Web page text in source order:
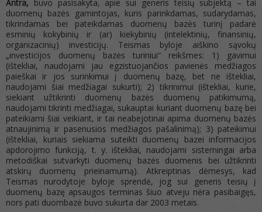
Antra, buvo pasisakyta, apie sui generis teisių subjektą – tai
duomenų bazės gamintojas, kuris parinkdamas, sudarydamas,
tikrindamas bei pateikdamas duomenų bazės turinį padarė
esminių kokybinių ir (ar) kiekybinių (intelektinių, finansinių,
organizacinių) investicijų. Teismas byloje aiškino sąvokų
„investicijos duomenų bazės turiniui“ reikšmes: 1) gavimui
(ištekliai, naudojami jau egzistuojančios pavienės medžiagos
paieškai ir jos surinkimui į duomenų bazę, bet ne ištekliai,
naudojami šiai medžiagai sukurti); 2) tikrinimui (ištekliai, kurie,
siekiant užtikrinti duomenų bazės duomenų patikimumą,
naudojami tikrinti medžiagai, sukauptai kuriant duomenų bazę bei
pateikiami šiai veikiant, ir tai neabejotinai apima duomenų bazės
atnaujinimą ir pasenusios medžiagos pašalinimą); 3) pateikimui
(ištekliai, kuriais siekiama suteikti duomenų bazei informacijos
apdorojimo funkciją, t. y. ištekliai, naudojami sistemingai arba
metodiškai sutvarkyti duomenų bazės duomenis bei užtikrinti
atskirų duomenų prieinamumą). Atkreiptinas dėmesys, kad
Teismas nurodytoje byloje sprendė, jog sui generis teisių į
duomenų bazę apsaugos terminas šiuo atveju nėra pasibaigęs,
nors pati duombazė buvo sukurta dar 2003 metais.